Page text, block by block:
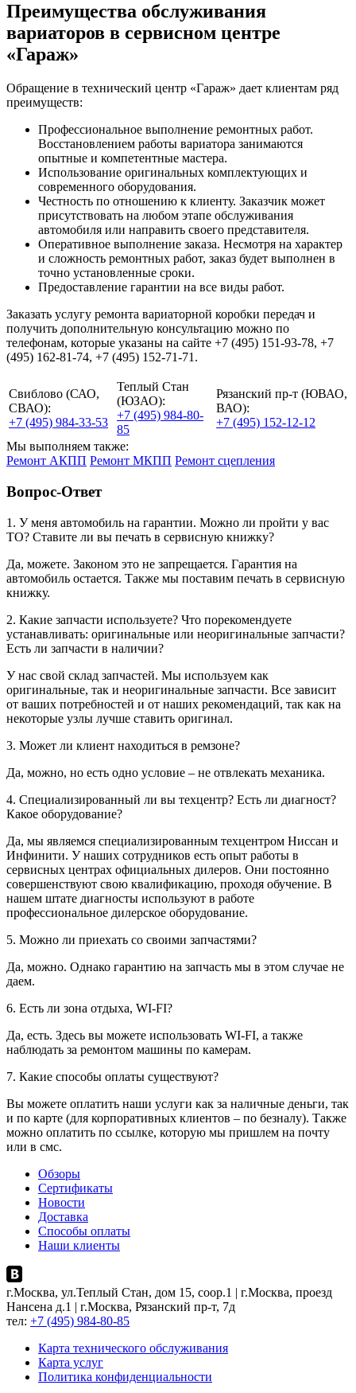
Преимущества обслуживания
вариаторов в сервисном центре
«Гараж»
Обращение в технический центр «Гараж» дает клиентам ряд
преимуществ:
Профессиональное выполнение ремонтных работ.
Восстановлением работы вариатора занимаются
опытные и компетентные мастера.
Использование оригинальных комплектующих и
современного оборудования.
Честность по отношению к клиенту. Заказчик может
присутствовать на любом этапе обслуживания
автомобиля или направить своего представителя.
Оперативное выполнение заказа. Несмотря на характер
и сложность ремонтных работ, заказ будет выполнен в
точно установленные сроки.
Предоставление гарантии на все виды работ.
Заказать услугу ремонта вариаторной коробки передач и
получить дополнительную консультацию можно по
телефонам, которые указаны на сайте +7 (495) 151-93-78, +7
(495) 162-81-74, +7 (495) 152-71-71.
Свиблово (САО,
СВАО):
+7 (495) 984-33-53
Теплый Стан
(ЮЗАО):
+7 (495) 984-80-
85
Рязанский пр-т (ЮВАО,
ВАО):
+7 (495) 152-12-12
Мы выполняем также:
Ремонт АКПП Ремонт МКПП Ремонт сцепления
Вопрос-Ответ
1. У меня автомобиль на гарантии. Можно ли пройти у вас
ТО? Ставите ли вы печать в сервисную книжку?
Да, можете. Законом это не запрещается. Гарантия на
автомобиль остается. Также мы поставим печать в сервисную
книжку.
2. Какие запчасти используете? Что порекомендуете
устанавливать: оригинальные или неоригинальные запчасти?
Есть ли запчасти в наличии?
У нас свой склад запчастей. Мы используем как
оригинальные, так и неоригинальные запчасти. Все зависит
от ваших потребностей и от наших рекомендаций, так как на
некоторые узлы лучше ставить оригинал.
3. Может ли клиент находиться в ремзоне?
Да, можно, но есть одно условие – не отвлекать механика.
4. Специализированный ли вы техцентр? Есть ли диагност?
Какое оборудование?
Да, мы являемся специализированным техцентром Ниссан и
Инфинити. У наших сотрудников есть опыт работы в
сервисных центрах официальных дилеров. Они постоянно
совершенствуют свою квалификацию, проходя обучение. В
нашем штате диагносты используют в работе
профессиональное дилерское оборудование.
5. Можно ли приехать со своими запчастями?
Да, можно. Однако гарантию на запчасть мы в этом случае не
даем.
6. Есть ли зона отдыха, WI-FI?
Да, есть. Здесь вы можете использовать WI-FI, а также
наблюдать за ремонтом машины по камерам.
7. Какие способы оплаты существуют?
Вы можете оплатить наши услуги как за наличные деньги, так
и по карте (для корпоративных клиентов – по безналу). Также
можно оплатить по ссылке, которую мы пришлем на почту
или в смс.
Обзоры
Сертификаты
Новости
Доставка
Способы оплаты
Наши клиенты
г.Москва, ул.Теплый Стан, дом 15, соор.1 | г.Москва, проезд
Нансена д.1 | г.Москва, Рязанский пр-т, 7д
тел: +7 (495) 984-80-85
Карта технического обслуживания
Карта услуг
Политика конфиденциальности